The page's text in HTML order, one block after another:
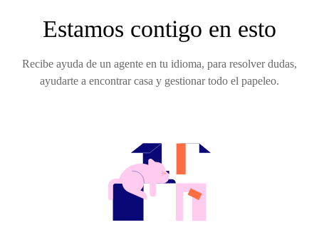
Estamos contigo en esto
Recibe ayuda de un agente en tu idioma, para resolver dudas,
ayudarte a encontrar casa y gestionar todo el papeleo.